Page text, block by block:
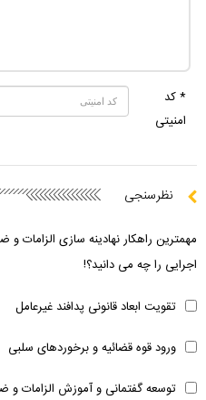
* کد
امنیتی
نظرسنجی
مهمترین راهکار نهادینه سازی الزامات و
اجرایی را چه می دانید؟!
تقویت ابعاد قانونی پدافند غیرعامل
ورود قوه قضائیه و برخوردهای سلبی
توسعه گفتمانی و آموزش الزامات و